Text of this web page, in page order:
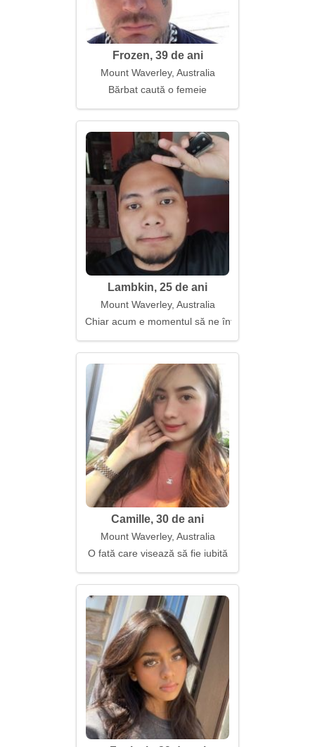
Frozen, 39 de ani
Mount Waverley, Australia
Bărbat caută o femeie
Lambkin, 25 de ani
Mount Waverley, Australia
Chiar acum e momentul să ne întâlnim
Camille, 30 de ani
Mount Waverley, Australia
O fată care visează să fie iubită